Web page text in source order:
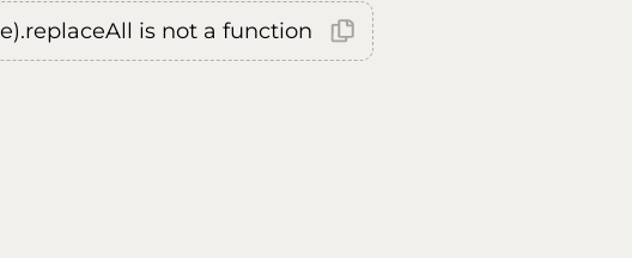
is not a function